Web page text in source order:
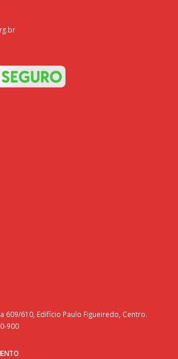
609/610, Edifício Paulo Figueiredo, Centro.
900